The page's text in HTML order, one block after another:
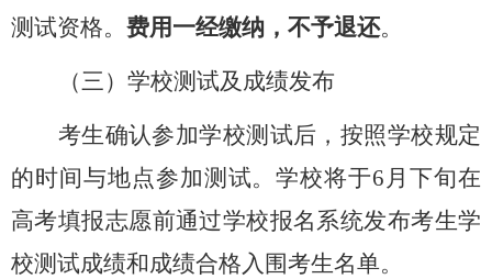
测试资格。 费用一经缴纳，不予退还。
（三）学校测试及成绩发布
考生确认参加学校测试后，按照学校规定
的时间与地点参加测试。学校将于6 月下旬在
高考填报志愿前通过学校报名系统发布考生学
校测试成绩和成绩合格入围考生名单。